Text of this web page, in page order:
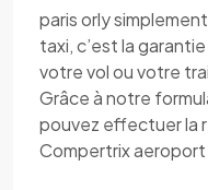
paris orly
taxi, c’est la
votre vol ou votre
Grâce à notre
pouvez effectuer la
Compertrix aeroport